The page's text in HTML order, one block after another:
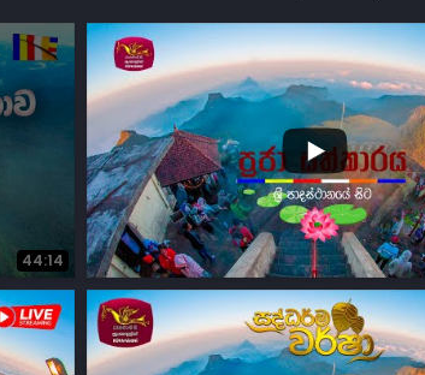
44:14
14 1